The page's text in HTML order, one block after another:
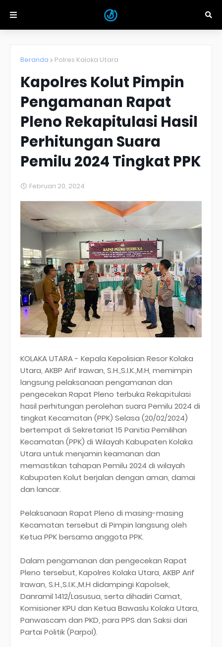
Beranda Polres Kaloka Utara
Kapolres Kolut Pimpin
Pengamanan Rapat
Pleno Rekapitulasi Hasil
Perhitungan Suara
Pemilu 2024 Tingkat PPK
Februari 20, 2024
KOLAKA UTARA - Kepala Kepolisian Resor Kolaka
Utara, AKBP Arif Irawan, S.H.,S.I.K.,M.H, memimpin
langsung pelaksanaan pengamanan dan
pengecekan Rapat Pleno terbuka Rekapitulasi
hasil perhitungan perolehan suara Pemilu 2024 di
tingkat Kecamatan (PPK) Selasa (20/02/2024)
bertempat di Sekretariat 15 Panitia Pemilihan
Kecamatan (PPK) di Wilayah Kabupaten Kolaka
Utara untuk menjamin keamanan dan
memastikan tahapan Pemilu 2024 di wilayah
Kabupaten Kolut berjalan dengan aman, damai
dan lancar.
Pelaksanaan Rapat Pleno di masing-masing
Kecamatan tersebut di Pimpin langsung oleh
Ketua PPK bersama anggota PPK.
Dalam pengamanan dan pengecekan Rapat
Pleno tersebut, Kapolres Kolaka Utara, AKBP Arif
Irawan, S.H.,S.I.K.,M.H didampingi Kapolsek,
Danramil 1412/Lasusua, serta dihadiri Camat,
Komisioner KPU dan Ketua Bawaslu Kolaka Utara,
Panwascam dan PKD, para PPS dan Saksi dari
Partai Politik (Parpol).